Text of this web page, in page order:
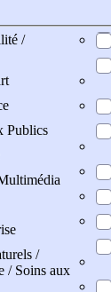
/
Publics
/
/ Soins aux